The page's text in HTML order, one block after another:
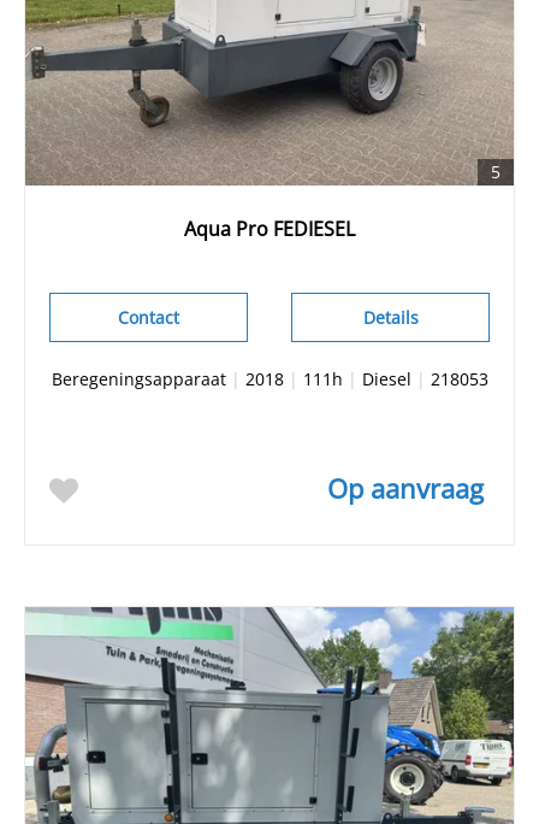
5
Aqua Pro FEDIESEL
Details
Contact
Beregeningsapparaat| 2018| 111h | Diesel | 218053
Op aanvraag